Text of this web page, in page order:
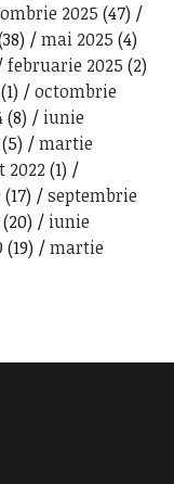
2025 (47)
mai 2025 (4)
februarie 2025 (2)
octombrie
(8)
iunie
martie
2022(1)
(17)
septembrie
(20)
iunie
(19)
martie